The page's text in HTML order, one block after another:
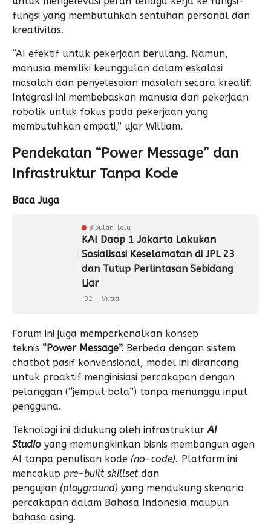
fungsi yang membutuhkan sentuhan personal dan
kreativitas.
“AI efektif untuk pekerjaan berulang. Namun,
manusia memiliki keunggulan dalam eskalasi
masalah dan penyelesaian masalah secara kreatif.
Integrasi ini membebaskan manusia dari pekerjaan
robotik untuk fokus pada pekerjaan yang
membutuhkan empati,” ujar William.
Pendekatan “Power Message” dan
Infrastruktur Tanpa Kode
Baca Juga
8 bulan lalu
KAI Daop 1 Jakarta Lakukan
Sosialisasi Keselamatan di JPL 23
dan Tutup Perlintasan Sebidang
Liar
92 Vritta
Forum ini juga memperkenalkan konsep
teknis “Power Message”. Berbeda dengan sistem
chatbot pasif konvensional, model ini dirancang
untuk proaktif menginisiasi percakapan dengan
pelanggan (“jemput bola”) tanpa menunggu input
pengguna.
Teknologi ini didukung oleh infrastrukturAI
Studio yang memungkinkan bisnis membangun agen
AI tanpa penulisan kode (no-code). Platform ini
mencakup pre-built skillset dan
pengujian (playground) yang mendukung skenario
percakapan dalam Bahasa Indonesia maupun
bahasa asing.